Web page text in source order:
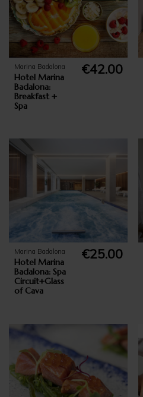
Marina Badalona
Hotel Marina
Badalona:
Breakfast +
Spa
€42.00
Marina Badalona
Hotel Marina
Badalona: Spa
Circuit+Glass
of Cava
€25.00